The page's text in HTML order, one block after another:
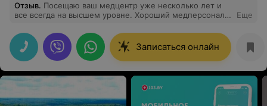
Отзыв. Посещаю ваш медцентр уже несколько лет и
все всегда на высшем уровне. Хороший медперсонал,
специалисты грамотные, квалифицированные, всегда
помогут и ответят на все мои вопросы.
Еще
Записаться онлайн